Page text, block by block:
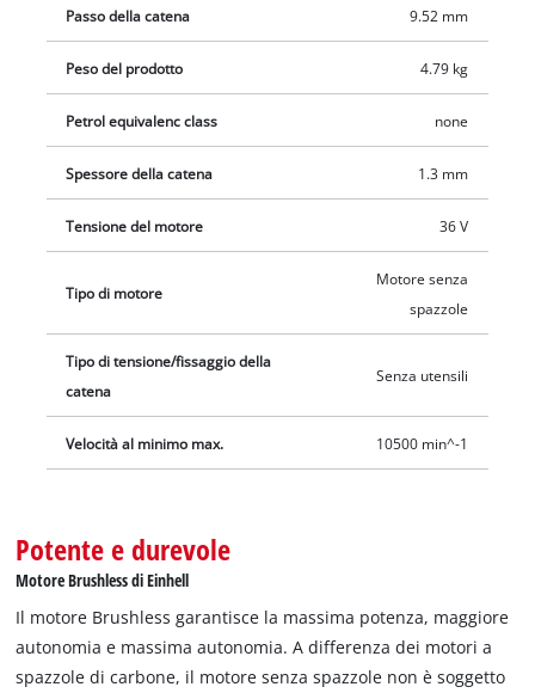
Questo non solo fornisce protezione per le batterie, ma
equilibra anche la motosega in modo ottimale. La sega a
catena a batteria Einhell Professional GP-LC 36/40 Li BL-Solo si
Passo della catena 9.52 mm
Peso del prodotto 4.79 kg
Petrol equivalenc class none
Spessore della catena 1.3 mm
Tensione del motore 36 V
Tipo di motore
Motore senza
spazzole
Tipo di tensione/fissaggio della
catena
Senza utensili
Velocità al minimo max. 10500 min^-1
Potente e durevole
Motore Brushless di Einhell
Il motore Brushless garantisce la massima potenza, maggiore
autonomia e massima autonomia. A differenza dei motori a
spazzole di carbone, il motore senza spazzole non è soggetto